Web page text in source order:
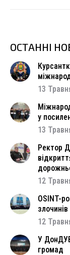
ОСТАННІ
13
у
13
Ректор
12
OSINT-
12
У
громад